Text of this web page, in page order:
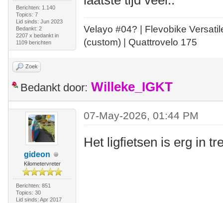
Berichten: 1.140
Topics: 7
Lid sinds: Jun 2023
Bedankt: 2
2207 x bedankt in
1109 berichten
Velayo #04? | Flevobike
(custom) | Quattrovelo 175
Zoek
Bedankt door: Willeke_IGKT
gideon
Kilometervreter
Berichten: 851
Topics: 30
Lid sinds: Apr 2017
07-May-2026, 01:44 PM
Het ligfietsen is erg in